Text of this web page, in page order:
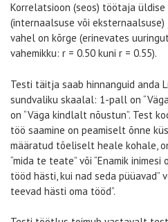
Korrelatsioon (seos) töötaja
(internaalsuse või
vahel on kõrge (erinevates
vahemikku: r = 0.50 kuni r = 0.55).
Testi täitja saab hinnanguid anda
sundvaliku skaalal: 1-pall on
on “Väga kindlalt nõustun”. Test
töö saamine on peamiselt õnne
määratud tõeliselt heale kohale,
“mida te teate” või “Enamik
tööd hästi, kui nad seda püüavad”
teevad hästi oma tööd”.